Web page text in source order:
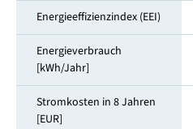
Energieeffizienzindex (EEI)
Energieverbrauch
[kWh/Jahr]
Stromkosten in 8 Jahren
[EUR]